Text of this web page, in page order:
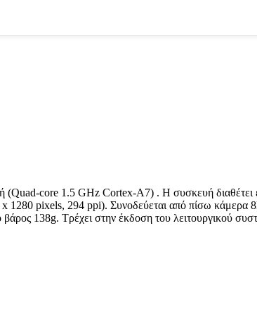
(Quad-core 1.5 GHz Cortex-A7) . Η συσκευή
pixels, 294 ppi). Συνοδεύεται από πίσω κάμερα
138g. Τρέχει στην έκδοση του λειτουργικού